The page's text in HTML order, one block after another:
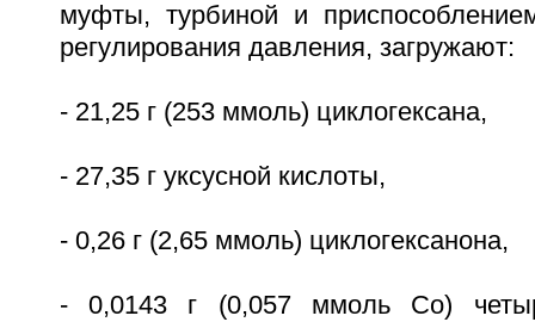
муфты, турбиной и
регулирования давления, загружают:
- 21,25 г (253 ммоль) циклогексана,
- 27,35 г уксусной кислоты,
- 0,26 г (2,65 ммоль) циклогексанона,
- 0,0143 г (0,057 ммоль Со)